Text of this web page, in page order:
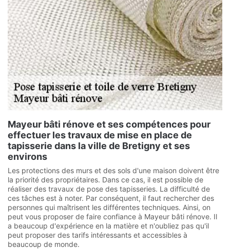
Mayeur bâti rénove et ses compétences pour
effectuer les travaux de mise en place de
tapisserie dans la ville de Bretigny et ses
environs
Les protections des murs et des sols d'une maison doivent être
la priorité des propriétaires. Dans ce cas, il est possible de
réaliser des travaux de pose des tapisseries. La difficulté de
ces tâches est à noter. Par conséquent, il faut rechercher des
personnes qui maîtrisent les différentes techniques. Ainsi, on
peut vous proposer de faire confiance à Mayeur bâti rénove. Il
a beaucoup d'expérience en la matière et n'oubliez pas qu'il
peut proposer des tarifs intéressants et accessibles à
beaucoup de monde.